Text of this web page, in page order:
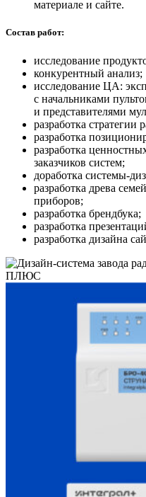
материале и сайте.
Состав работ:
исследование
конкурентный анализ;
исследование ЦА:
с начальниками
и представителями
разработка стратегии
разработка
разработка
заказчиков систем;
доработка системы-
разработка древа
приборов;
разработка брендбука;
разработка
разработка дизайна